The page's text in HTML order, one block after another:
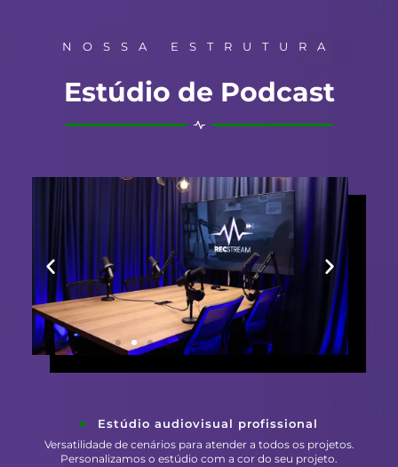
NOSSA ESTRUTURA
Estúdio de Podcast
Estúdio audiovisual profissional
Versatilidade de cenários para atender a todos os projetos.
Personalizamos o estúdio com a cor do seu projeto.